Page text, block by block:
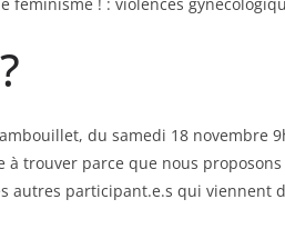
du samedi 18 novembre
à trouver parce que nous
autres participant.e.s qui viennent